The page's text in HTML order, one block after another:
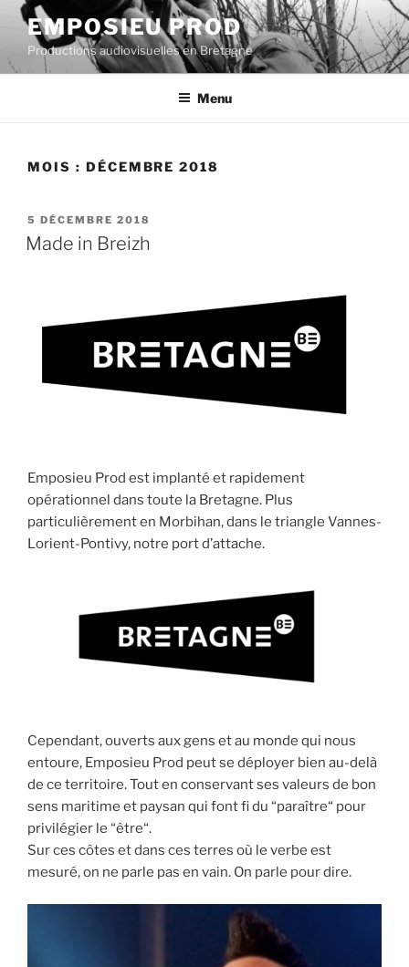
Aller
contenu
principal
EMPOSIEU PROD
Productions audiovisuelles en Bretagne
Menu
MOIS : DÉCEMBRE 2018
PUBLIÉ
LE
5 DÉCEMBRE 2018
Made in Breizh
Emposieu Prod est implanté et rapidement
opérationnel dans toute la Bretagne. Plus
particulièrement en Morbihan, dans le triangle Vannes-
Lorient-Pontivy, notre port d’attache.
Cependant, ouverts aux gens et au monde qui nous
entoure, Emposieu Prod peut se déployer bien au-delà
de ce territoire. Tout en conservant ses valeurs de bon
sens maritime et paysan qui font fi du “paraître“ pour
privilégier le “être“.
Sur ces côtes et dans ces terres où le verbe est
mesuré, on ne parle pas en vain. On parle pour dire.